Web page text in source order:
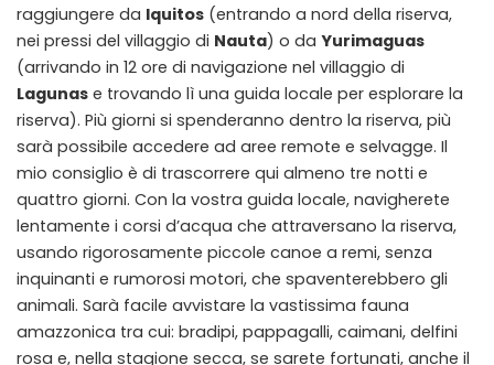
raggiungere da Iquitos (entrando a nord della riserva,
nei pressi del villaggio di Nauta) o da Yurimaguas
(arrivando in 12 ore di navigazione nel villaggio di
Lagunas e trovando lì una guida locale per esplorare la
riserva). Più giorni si spenderanno dentro la riserva, più
sarà possibile accedere ad aree remote e selvagge. Il
mio consiglio è di trascorrere qui almeno tre notti e
quattro giorni. Con la vostra guida locale, navigherete
lentamente i corsi d’acqua che attraversano la riserva,
usando rigorosamente piccole canoe a remi, senza
inquinanti e rumorosi motori, che spaventerebbero gli
animali. Sarà facile avvistare la vastissima fauna
amazzonica tra cui: bradipi, pappagalli, caimani, delfini
rosa e, nella stagione secca, se sarete fortunati, anche il